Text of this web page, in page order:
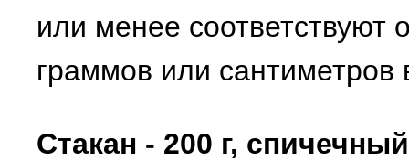
или менее соответствуют
граммов или сантиметров
Стакан - 200 г,